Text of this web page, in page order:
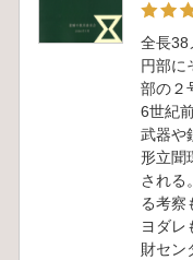
全長38
円部に
部の２
6世紀
武器や
形立聞
される
る考察
ヨダレ
財セン